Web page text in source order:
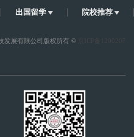
出国留学 院校推荐
发展有限公司版权所有 ©
京ICP备1200207